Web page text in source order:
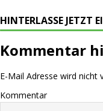
HINTERLASSE JETZT
Kommentar
E-Mail Adresse wird nicht
Kommentar